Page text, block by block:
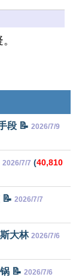
段 📝 2026/7/9
2026/7/7 (40,810
📝 2026/7/7
大林 2026/7/6
📝 2026/7/6